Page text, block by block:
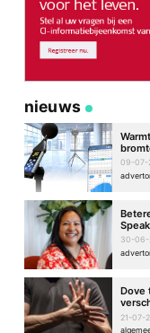
nieuws
09-07-
30-06-
Dove
21-07-